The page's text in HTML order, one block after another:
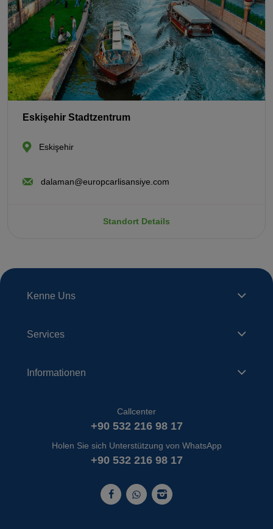
Eskişehir Stadtzentrum
Eskişehir
dalaman@europcarlisansiye.com
Standort Details
Kenne Uns
Services
Informationen
Callcenter
+90 532 216 98 17
Holen Sie sich Unterstützung von WhatsApp
+90 532 216 98 17